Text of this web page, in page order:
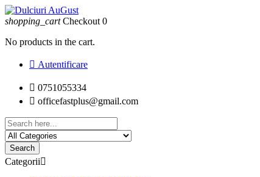
shopping_cart Checkout 0
No products in the cart.
 Autentificare
 0751055334
 officefastplus@gmail.com
Search
Categorii